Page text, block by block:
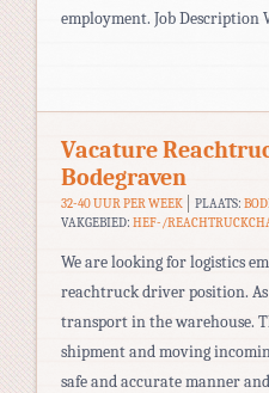
employment. Job Description
Vacature
Bodegraven
32-40 UUR PER WEEK PLAATS:
VAKGEBIED: HEF-/
We are looking for logistics
reachtruck driver position.
transport in the warehouse.
shipment and moving
safe and accurate manner